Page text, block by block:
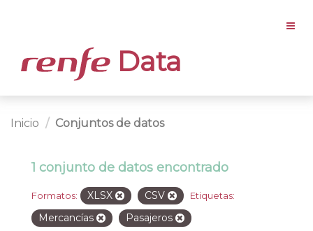
Data
Inicio Conjuntos de datos
1 conjunto de datos encontrado
Formatos: XLSX CSV Etiquetas:
Mercancías
Pasajeros